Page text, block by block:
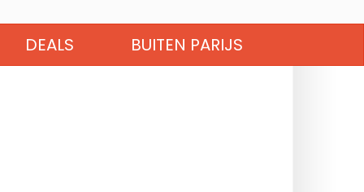
DEALS BUITEN PARIJS